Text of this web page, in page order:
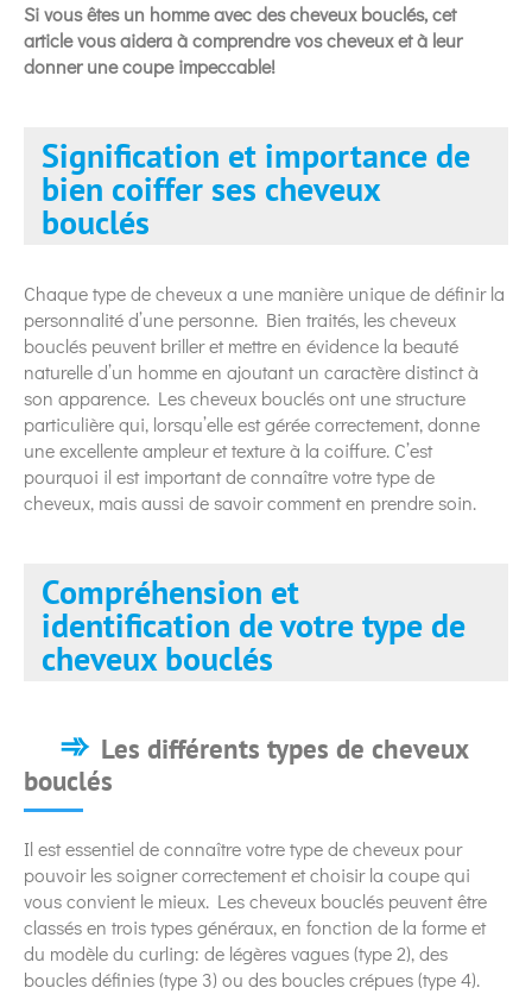
Si vous êtes un homme avec des cheveux bouclés, cet
article vous aidera à comprendre vos cheveux et à leur
donner une coupe impeccable!
Signification et importance de
bien coiffer ses cheveux
bouclés
Chaque type de cheveux a une manière unique de définir la
personnalité d’une personne. Bien traités, les cheveux
bouclés peuvent briller et mettre en évidence la beauté
naturelle d’un homme en ajoutant un caractère distinct à
son apparence. Les cheveux bouclés ont une structure
particulière qui, lorsqu’elle est gérée correctement, donne
une excellente ampleur et texture à la coiffure. C’est
pourquoi il est important de connaître votre type de
cheveux, mais aussi de savoir comment en prendre soin.
Compréhension et
identification de votre type de
cheveux bouclés
Les différents types de cheveux
bouclés
Il est essentiel de connaître votre type de cheveux pour
pouvoir les soigner correctement et choisir la coupe qui
vous convient le mieux. Les cheveux bouclés peuvent être
classés en trois types généraux, en fonction de la forme et
du modèle du curling: de légères vagues (type 2), des
boucles définies (type 3) ou des boucles crépues (type 4).